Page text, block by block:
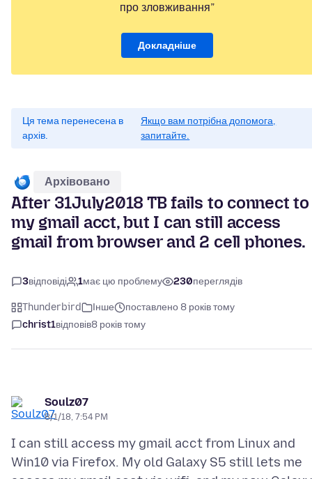
про зловживання”
Докладніше
Ця тема перенесена в
архів.
Якщо вам потрібна допомога,
запитайте.
Архівовано
After 31July2018 TB fails to connect to
my gmail acct, but I can still access
gmail from browser and 2 cell phones.
3відповіді 1має цю проблему 230переглядів
Thunderbird Інше
поставлено 8 років тому
christ1відповів8 років тому
Soulz07
8/1/18, 7:54 PM
I can still access my gmail acct from Linux and
Win10 via Firefox. My old Galaxy S5 still lets me